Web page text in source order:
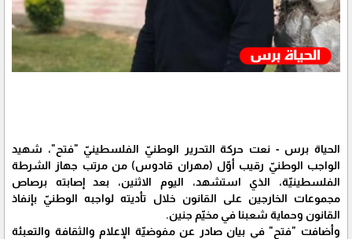
الحياة برس - نعت حركة التحرير الوطنيّ الفلسطينيّ "فتح"، شهيد
الواجب الوطنيّ رقيب أوّل (مهران قادوس) من مرتب جهاز الشرطة
الفلسطينيّة، الذي استشهد، اليوم الاثنين، بعد إصابته برصاص
مجموعات الخارجين على القانون خلال تأديته لواجبه الوطنيّ بإنفاذ
القانون وحماية شعبنا في مخيّم جنين.
وأضافت "فتح" في بيان صادر عن مفوضيّة الإعلام والثقافة والتعبئة